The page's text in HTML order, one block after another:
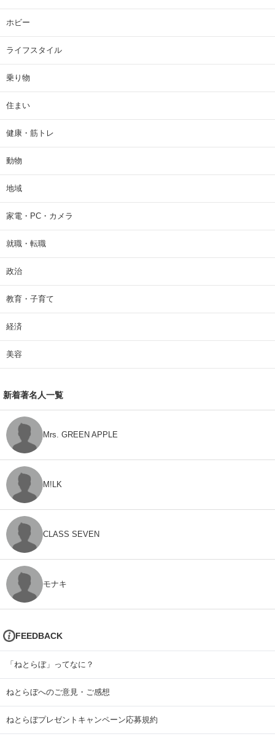
ホビー
ライフスタイル
乗り物
住まい
健康・筋トレ
動物
地域
家電・PC・カメラ
就職・転職
政治
教育・子育て
経済
美容
新着著名人一覧
Mrs. GREEN APPLE
M!LK
CLASS SEVEN
モナキ
FEEDBACK
「ねとらぼ」ってなに？
ねとらぼへのご意見・ご感想
ねとらぼプレゼントキャンペーン応募規約